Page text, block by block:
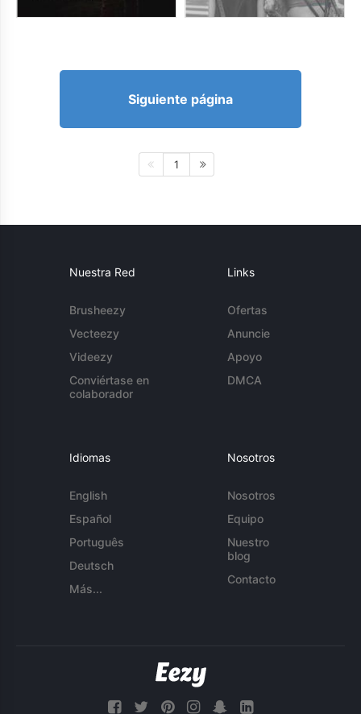
Siguiente página
1
Nuestra Red
Brusheezy
Vecteezy
Videezy
Conviértase en
colaborador
Links
Ofertas
Anuncie
Apoyo
DMCA
Idiomas
English
Español
Português
Deutsch
Más...
Nosotros
Nosotros
Equipo
Nuestro
blog
Contacto